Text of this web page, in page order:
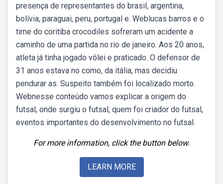
presença de representantes do brasil, argentina,
bolívia, paraguai, peru, portugal e. Weblucas barros e o
time do coritiba crocodiles sofreram um acidente a
caminho de uma partida no rio de janeiro. Aos 20 anos,
atleta já tinha jogado vôlei e praticado. O defensor de
31 anos estava no como, da itália, mas decidiu
pendurar as. Suspeito também foi localizado morto.
Webnesse conteúdo vamos explicar a origem do
futsal, onde surgiu o futsal, quem foi criador do futsal,
eventos importantes do desenvolvimento no futsal.
For more information, click the button below.
LEARN MORE